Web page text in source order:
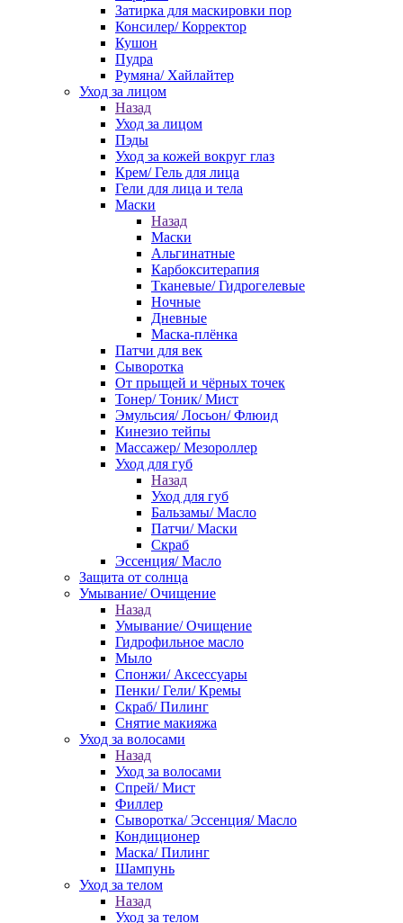
Затирка для маскировки пор
Консилер/ Корректор
Кушон
Пудра
Румяна/ Хайлайтер
Уход за лицом
Назад
Уход за лицом
Пэды
Уход за кожей вокруг глаз
Крем/ Гель для лица
Гели для лица и тела
Маски
Назад
Маски
Альгинатные
Карбокситерапия
Тканевые/ Гидрогелевые
Ночные
Дневные
Маска-плёнка
Патчи для век
Сыворотка
От прыщей и чёрных точек
Тонер/ Тоник/ Мист
Эмульсия/ Лосьон/ Флюид
Кинезио тейпы
Массажер/ Мезороллер
Уход для губ
Назад
Уход для губ
Бальзамы/ Масло
Патчи/ Маски
Скраб
Эссенция/ Масло
Защита от солнца
Умывание/ Очищение
Назад
Умывание/ Очищение
Гидрофильное масло
Мыло
Спонжи/ Аксессуары
Пенки/ Гели/ Кремы
Скраб/ Пилинг
Снятие макияжа
Уход за волосами
Назад
Уход за волосами
Спрей/ Мист
Филлер
Сыворотка/ Эссенция/ Масло
Кондиционер
Маска/ Пилинг
Шампунь
Уход за телом
Назад
Уход за телом